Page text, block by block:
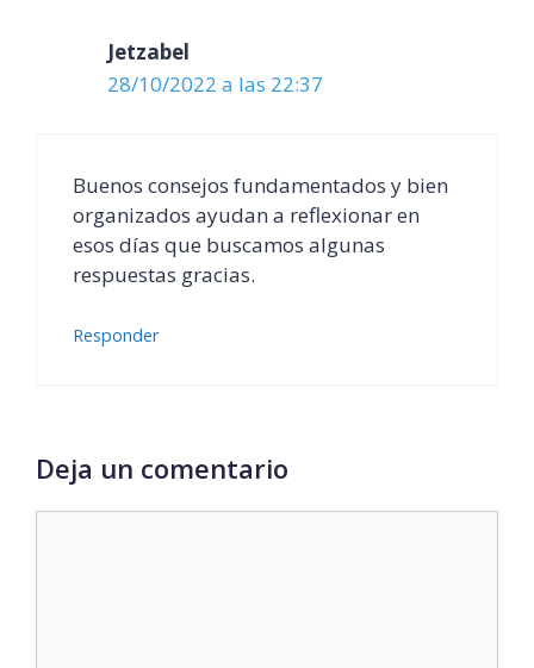
Jetzabel
28/10/2022 a las 22:37
Buenos consejos fundamentados y bien
organizados ayudan a reflexionar en
esos días que buscamos algunas
respuestas gracias.
Responder
Deja un comentario